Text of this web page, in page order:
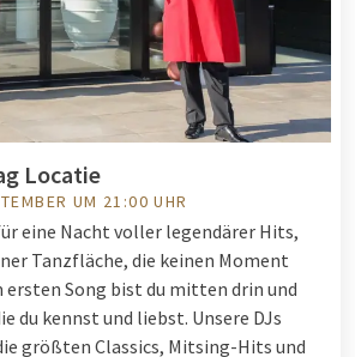
Locatie
UM 21:00 UHR
eine Nacht voller legendärer Hits,
Tanzfläche, die keinen Moment
Song bist du mitten drin und
du kennst und liebst. Unsere DJs
größten Classics, Mitsing-Hits und